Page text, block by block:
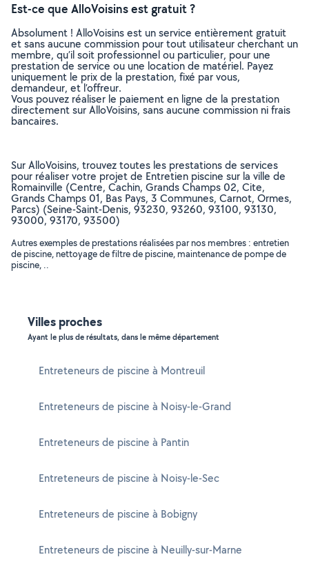
Est-ce que AlloVoisins est gratuit ?
Absolument ! AlloVoisins est un service entièrement gratuit
et sans aucune commission pour tout utilisateur cherchant un
membre, qu’il soit professionnel ou particulier, pour une
prestation de service ou une location de matériel. Payez
uniquement le prix de la prestation, fixé par vous,
demandeur, et l’offreur.
Vous pouvez réaliser le paiement en ligne de la prestation
directement sur AlloVoisins, sans aucune commission ni frais
bancaires.
Sur AlloVoisins, trouvez toutes les prestations de services
pour réaliser votre projet de Entretien piscine sur la ville de
Romainville (Centre, Cachin, Grands Champs 02, Cite,
Grands Champs 01, Bas Pays, 3 Communes, Carnot, Ormes,
Parcs) (Seine-Saint-Denis, 93230, 93260, 93100, 93130,
93000, 93170, 93500)
Autres exemples de prestations réalisées par nos membres : entretien
de piscine, nettoyage de filtre de piscine, maintenance de pompe de
piscine, ..
Villes proches
Ayant le plus de résultats, dans le même département
Entreteneurs de piscine à Montreuil
Entreteneurs de piscine à Noisy-le-Grand
Entreteneurs de piscine à Pantin
Entreteneurs de piscine à Noisy-le-Sec
Entreteneurs de piscine à Bobigny
Entreteneurs de piscine à Neuilly-sur-Marne